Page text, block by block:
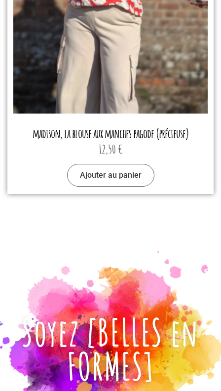
madison, la blouse aux manches pagode (précieuse)
12,50 €
Ajouter au panier
Soyez [BELLES en
FORMES]